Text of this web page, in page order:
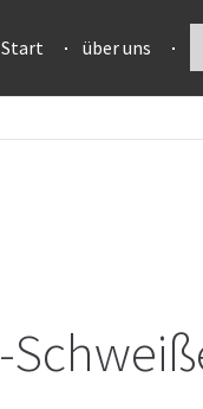
Start über uns